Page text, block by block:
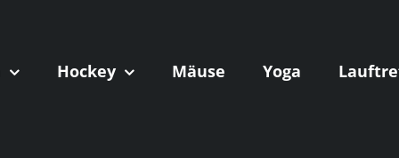
Hockey Mäuse Yoga